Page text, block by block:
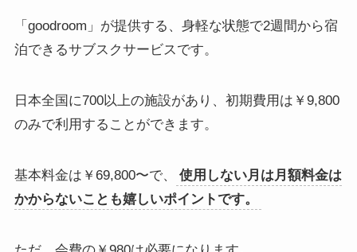
「goodroom」が提供する、身軽な状態で2週間から宿
泊できるサブスクサービスです。
日本全国に700以上の施設があり、初期費用は￥9,800
のみで利用することができます。
基本料金は￥69,800〜で、
使用しない月は月額料金は
かからないことも嬉しいポイントです。